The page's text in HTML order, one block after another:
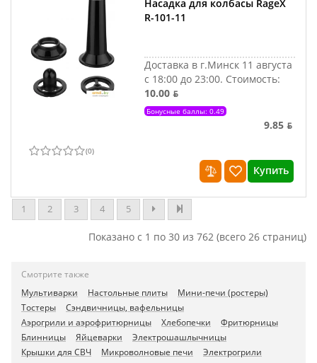
Насадка для колбасы RageX
R-101-11
Доставка в г.Минск 11 августа
с 18:00 до 23:00. Стоимость:
10.00 ƃ
Бонусные баллы: 0.49
9.85 ƃ
(0)
Купить
1 2 3 4 5
Показано с 1 по 30 из 762 (всего 26 страниц)
Смотрите также
Мультиварки
Настольные плиты
Мини-печи (ростеры)
Тостеры
Сэндвичницы, вафельницы
Аэрогрили и аэрофритюрницы
Хлебопечки
Фритюрницы
Блинницы
Яйцеварки
Электрошашлычницы
Крышки для СВЧ
Микроволновые печи
Электрогрили